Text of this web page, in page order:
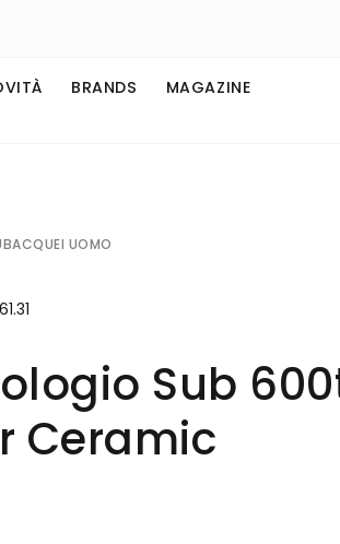
BRANDS
MAGAZINE
UOMO
Sub
Ceramic